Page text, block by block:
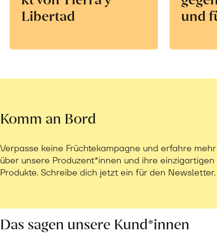
Libertad
und
Komm an Bord
Verpasse keine Früchtekampagne und erfahre mehr
über unsere Produzent*innen und ihre einzigartigen
Produkte. Schreibe dich jetzt ein für den Newsletter.
Das sagen unsere Kund*innen